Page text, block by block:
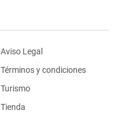
Aviso Legal
Términos y condiciones
Turismo
Tienda